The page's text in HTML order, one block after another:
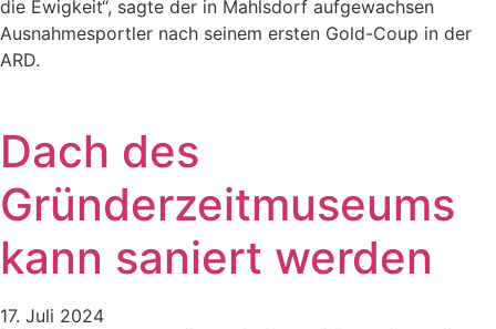
die Ewigkeit“, sagte der in Mahlsdorf aufgewachsen
Ausnahmesportler nach seinem ersten Gold-Coup in der
ARD.
Dach des
Gründerzeitmuseums
kann saniert werden
17. Juli 2024